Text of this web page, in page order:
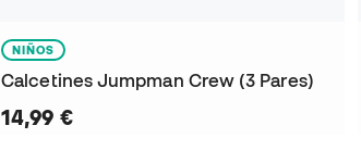
NIÑOS
Calcetines Jumpman Crew (3 Pares)
14,99 €